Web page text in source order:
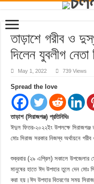
তাড়াশে গরীব ও
দিলেন যুবলীগ
May 1, 2022 739 Views
Spread the love
তাড়াশ (সিরাজগঞ্জ) প্রতিনিধিঃ
ঈদুল ফিতর-২০২২ইং উপলক্ষে সিরাজগঞ্জ
মোঃ সিরাজ সরকার নিজস্ব অর্থায়নে
শুক্রবার (২৯ এপ্রিল) সকালে উপজেলার
মানুষের হাতে ঈদ উপহার তুলে দেন মোঃ
করা হয়।ঈদ উপহার বিতরণের সময়